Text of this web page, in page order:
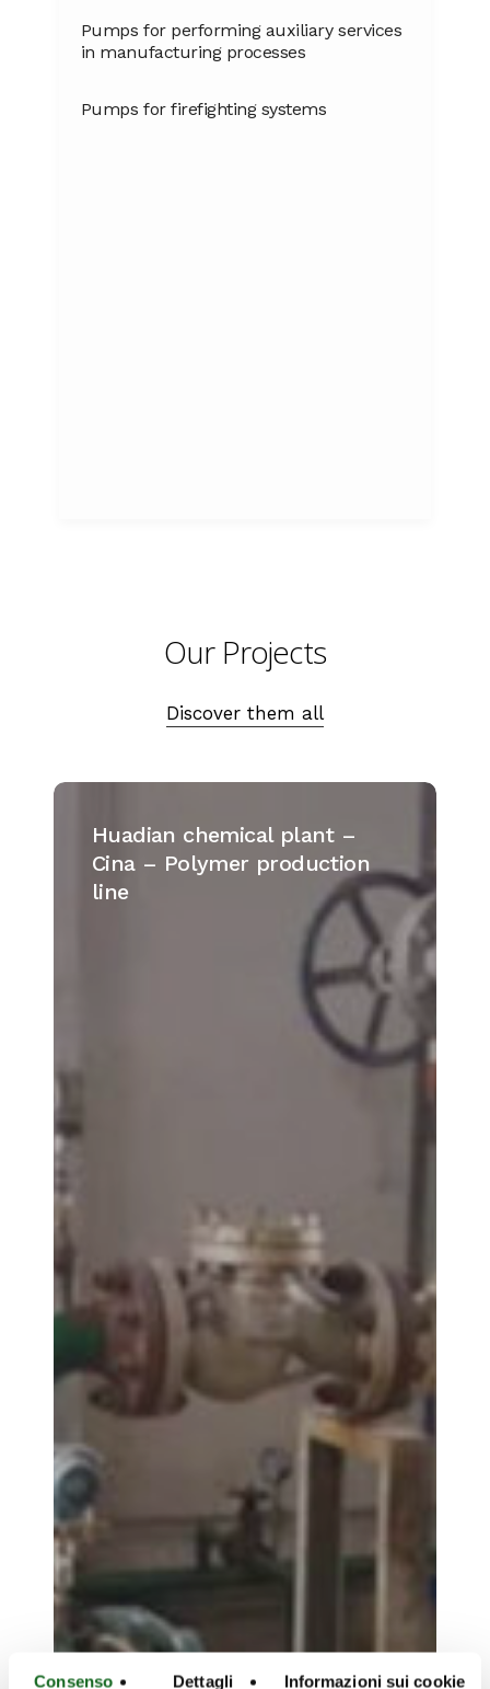
Consenso Dettagli Informazioni sui cookie
Pumps for performing auxiliary services
in manufacturing processes
Pumps for firefighting systems
Our Projects
Discover them all
Huadian
chemical
plant
Huadian chemical plant –
Cina – Polymer production
line